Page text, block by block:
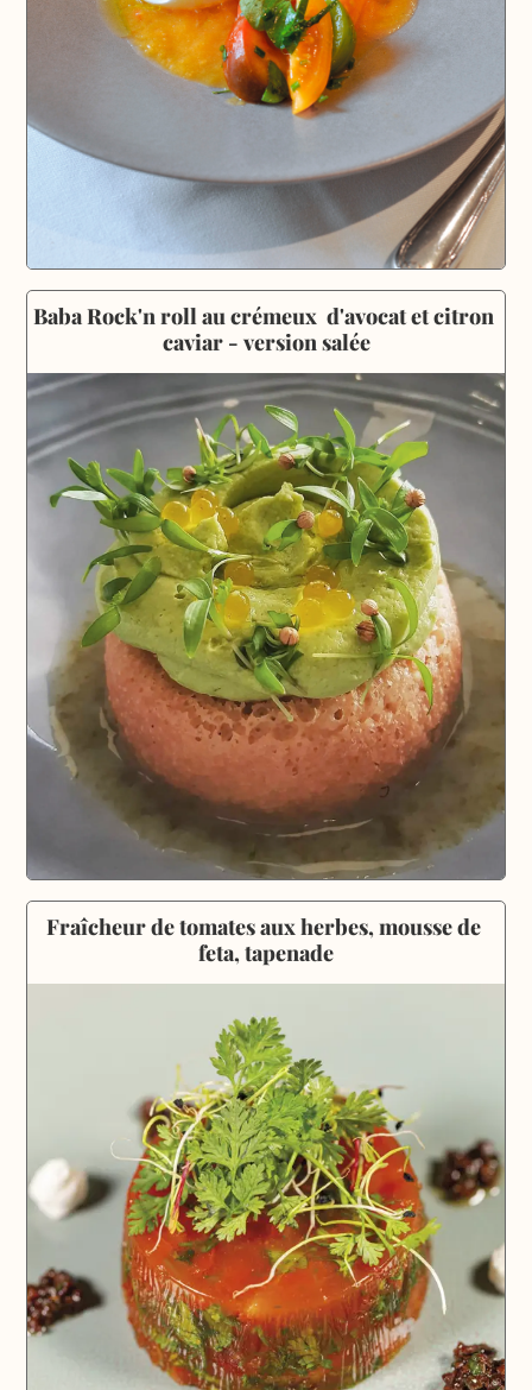
Baba Rock'n roll au crémeux  d'avocat et citron
caviar - version salée
Fraîcheur de tomates aux herbes, mousse de
feta, tapenade